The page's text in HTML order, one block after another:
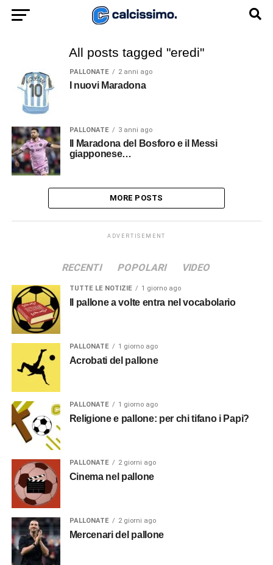
All posts tagged "eredi"
PALLONATE 2 anni ago
I nuovi Maradona
PALLONATE 3 anni ago
Il Maradona del Bosforo e il Messi
giapponese…
MORE POSTS
ADVERTISEMENT
RECENTI POPOLARI VIDEO
TUTTE LE NOTIZIE 1 giorno ago
Il pallone a volte entra nel vocabolario
PALLONATE 1 giorno ago
Acrobati del pallone
PALLONATE 1 giorno ago
Religione e pallone: per chi tifano i Papi?
PALLONATE 2 giorni ago
Cinema nel pallone
PALLONATE 2 giorni ago
Mercenari del pallone